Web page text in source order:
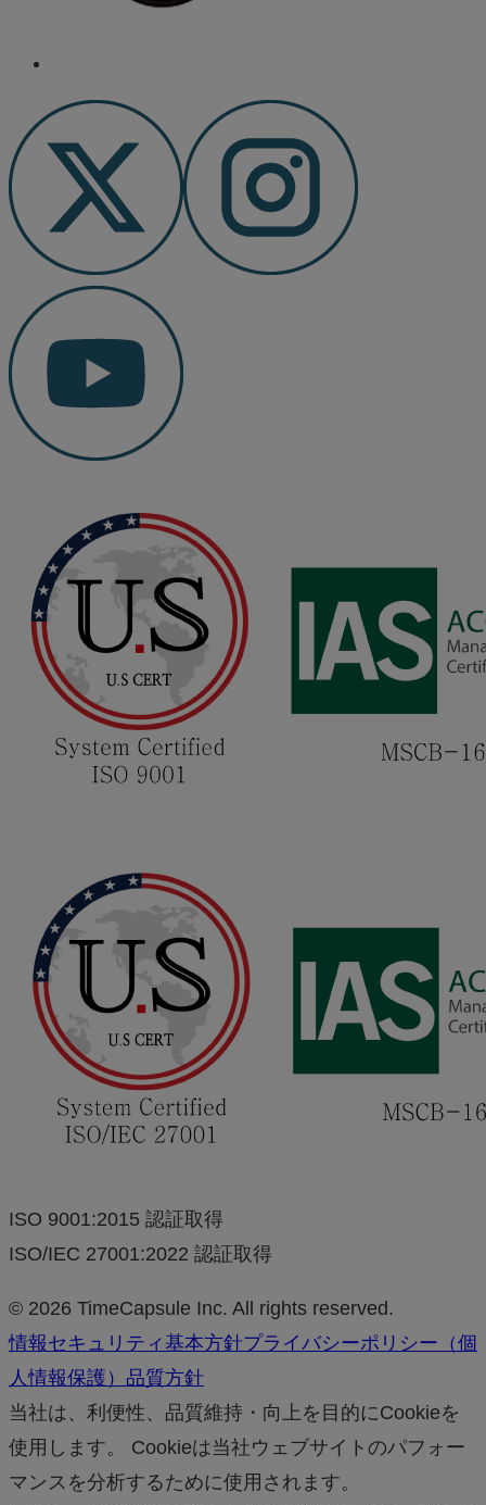
ISO 9001:2015 認証取得
ISO/IEC 27001:2022 認証取得
© 2026 TimeCapsule Inc. All rights reserved.
情報セキュリティ基本方針プライバシーポリシー（個
人情報保護） 品質方針
当社は、利便性、品質維持・向上を目的にCookieを
使用します。 Cookieは当社ウェブサイトのパフォー
マンスを分析するために使用されます。